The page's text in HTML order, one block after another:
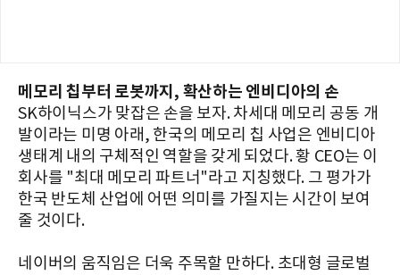
메모리 칩부터 로봇까지, 확산하는 엔비디아의 손
SK하이닉스가 맞잡은 손을 보자. 차세대 메모리 공동 개
발이라는 미명 아래, 한국의 메모리 칩 사업은 엔비디아
생태계 내의 구체적인 역할을 갖게 되었다. 황 CEO는 이
회사를 "최대 메모리 파트너"라고 지칭했다. 그 평가가
한국 반도체 산업에 어떤 의미를 가질지는 시간이 보여
줄 것이다.
네이버의 움직임은 더욱 주목할 만하다. 초대형 글로벌